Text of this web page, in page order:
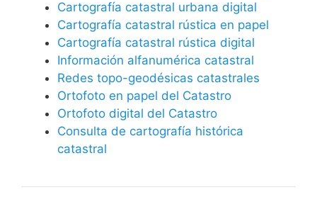
Cartografía catastral urbana digital
Cartografía catastral rústica en papel
Cartografía catastral rústica digital
Información alfanumérica catastral
Redes topo-geodésicas catastrales
Ortofoto en papel del Catastro
Ortofoto digital del Catastro
Consulta de cartografía histórica
catastral